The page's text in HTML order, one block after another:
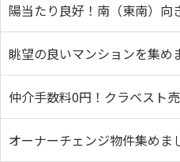
陽当たり良好！南（東南）向
眺望の良いマンションを集め
仲介手数料0円！クラベスト
オーナーチェンジ物件集めま